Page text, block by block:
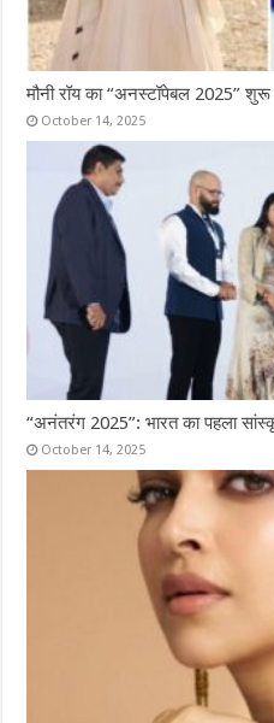
मौनी रॉय का “अनस्टॉपेबल 2025” शुरू
October 14, 2025
“अनंतरंग 2025”: भारत का पहला
October 14, 2025